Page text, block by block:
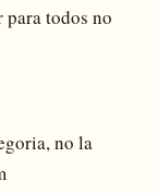
todos no
no la